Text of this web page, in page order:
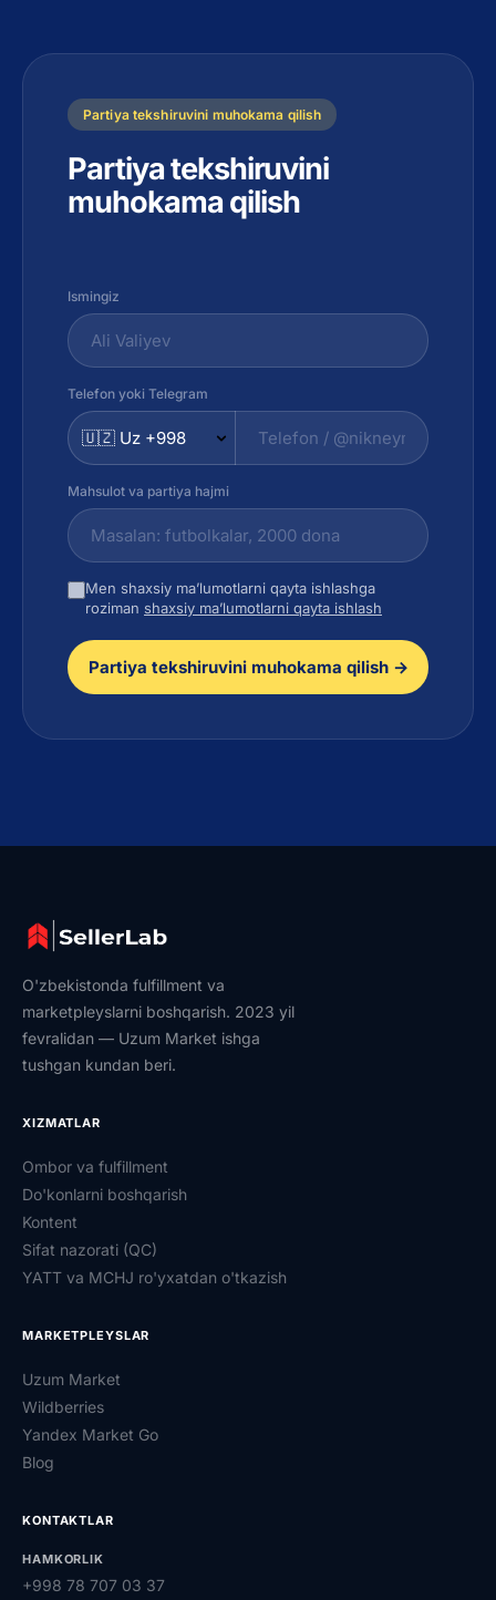
Partiya tekshiruvini muhokama qilish
Partiya tekshiruvini
muhokama qilish
Ismingiz
Telefon yoki Telegram
Mahsulot va partiya hajmi
Men shaxsiy ma’lumotlarni qayta ishlashga
roziman shaxsiy ma’lumotlarni qayta ishlash
Partiya tekshiruvini muhokama qilish →
O'zbekistonda fulfillment va
marketpleyslarni boshqarish. 2023 yil
fevralidan — Uzum Market ishga
tushgan kundan beri.
XIZMATLAR
Ombor va fulfillment
Do'konlarni boshqarish
Kontent
Sifat nazorati (QC)
YATT va MCHJ ro'yxatdan o'tkazish
MARKETPLEYSLAR
Uzum Market
Wildberries
Yandex Market Go
Blog
KONTAKTLAR
HAMKORLIK
+998 78 707 03 37